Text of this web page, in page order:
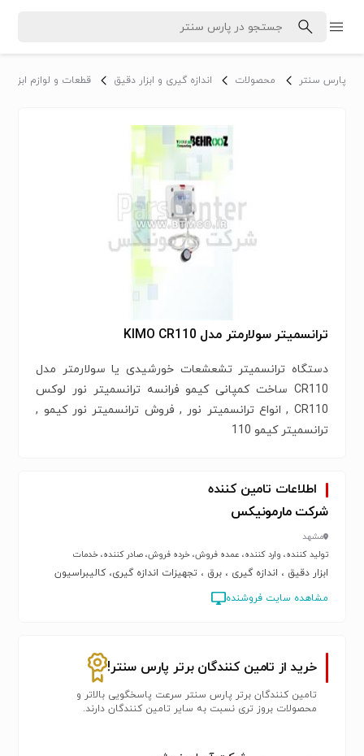
پارس سنتر محصولات اندازه گیری و ابزار دقیق قطعات و لوازم ابزار
ترانسمیتر سولارمتر مدل KIMO CR110
دستگاه ترانسمیتر تشعشعات خورشیدی یا سولارمتر مدل
CR110 ساخت کمپانی کیمو فرانسه ترانسمیتر نور لوکس
CR110 , انواع ترانسمیتر نور , فروش ترانسمیتر نور کیمو ,
ترانسمیتر کیمو 110
اطلاعات تامین کننده
شرکت مارمونیکس
مشهد
تولید کننده، وارد کننده، عمده فروش، خرده فروش، صادر کننده، خدمات
ابزار دقیق ، اندازه گیری ، برق ، تجهیزات اندازه گیری، کالیبراسیون
مشاهده سایت فروشنده
خرید از تامین کنندگان برتر پارس سنتر!
تامین کنندگان برتر پارس سنتر سرعت پاسخگویی بالاتر و
محصولات بروز تری نسبت به سایر تامین کنندگان دارند.